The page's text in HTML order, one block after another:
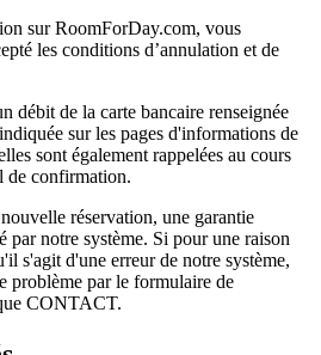
sur RoomForDay.com, vous
les conditions d’annulation et de
débit de la carte bancaire renseignée
sur les pages d'informations de
sont également rappelées au cours
de confirmation.
réservation, une garantie
par notre système. Si pour une raison
s'agit d'une erreur de notre système,
problème par le formulaire de
CONTACT.